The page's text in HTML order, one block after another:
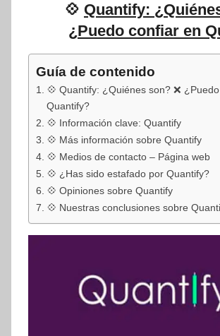
Estafado.com
💠 Quantify:
¿Puedo confiar en
Guía de contenido
💠 Quantify: ¿Quiénes son? ❌
Quantify?
💠 Información clave: Quantify
💠 Más información sobre Quantify
💠 Medios de contacto – Página web
💠 ¿Has sido estafado por Quantify?
💠 Opiniones sobre Quantify
💠 Nuestras conclusiones sobre